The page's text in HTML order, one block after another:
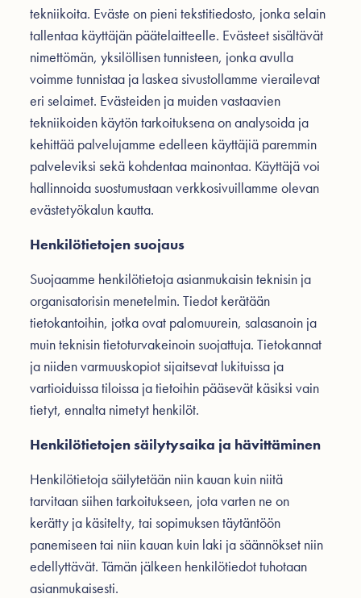
tekniikoita. Eväste on pieni tekstitiedosto, jonka selain
tallentaa käyttäjän päätelaitteelle. Evästeet sisältävät
nimettömän, yksilöllisen tunnisteen, jonka avulla
voimme tunnistaa ja laskea sivustollamme vierailevat
eri selaimet. Evästeiden ja muiden vastaavien
tekniikoiden käytön tarkoituksena on analysoida ja
kehittää palvelujamme edelleen käyttäjiä paremmin
palveleviksi sekä kohdentaa mainontaa. Käyttäjä voi
hallinnoida suostumustaan verkkosivuillamme olevan
evästetyökalun kautta.
Henkilötietojen suojaus
Suojaamme henkilötietoja asianmukaisin teknisin ja
organisatorisin menetelmin. Tiedot kerätään
tietokantoihin, jotka ovat palomuurein, salasanoin ja
muin teknisin tietoturvakeinoin suojattuja. Tietokannat
ja niiden varmuuskopiot sijaitsevat lukituissa ja
vartioiduissa tiloissa ja tietoihin pääsevät käsiksi vain
tietyt, ennalta nimetyt henkilöt.
Henkilötietojen säilytysaika ja hävittäminen
Henkilötietoja säilytetään niin kauan kuin niitä
tarvitaan siihen tarkoitukseen, jota varten ne on
kerätty ja käsitelty, tai sopimuksen täytäntöön
panemiseen tai niin kauan kuin laki ja säännökset niin
edellyttävät. Tämän jälkeen henkilötiedot tuhotaan
asianmukaisesti.